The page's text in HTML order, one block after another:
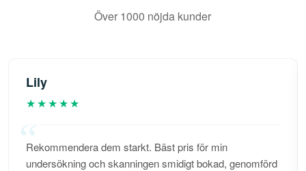
Över 1000 nöjda kunder
Lily
★★★★★
Rekommendera dem starkt. Bäst pris för min
undersökning och skanningen smidigt bokad, genomförd